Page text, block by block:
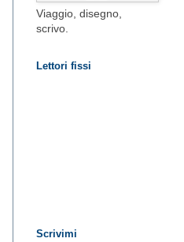
Viaggio, disegno,
scrivo.
Lettori fissi
Scrivimi